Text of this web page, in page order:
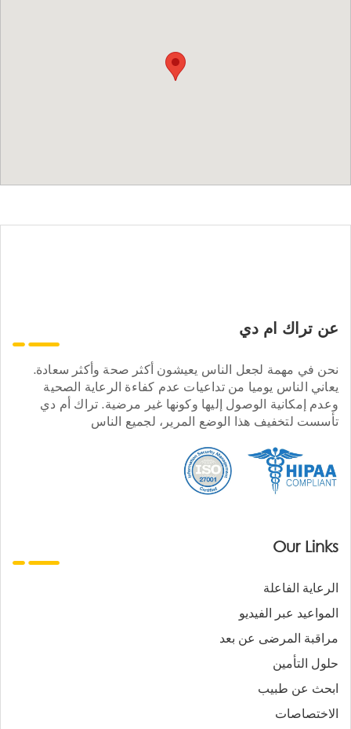
عن تراك ام دي
نحن في مهمة لجعل الناس يعيشون أكثر صحة وأكثر سعادة.
يعاني الناس يوميا من تداعيات عدم كفاءة الرعاية الصحية
وعدم إمكانية الوصول إليها وكونها غير مرضية. تراك أم دي
تأسست لتخفيف هذا الوضع المرير، لجميع الناس
Our Links
الرعاية الفاعلة
المواعيد عبر الفيديو
مراقبة المرضى عن بعد
حلول التأمين
ابحث عن طبيب
الاختصاصات